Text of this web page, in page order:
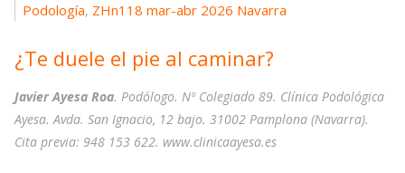
Podología, ZHn118 mar-abr 2026 Navarra
¿Te duele el pie al caminar?
Javier Ayesa Roa. Podólogo. Nº Colegiado 89. Clínica Podológica
Ayesa. Avda. San Ignacio, 12 bajo. 31002 Pamplona (Navarra).
Cita previa: 948 153 622. www.clinicaayesa.es